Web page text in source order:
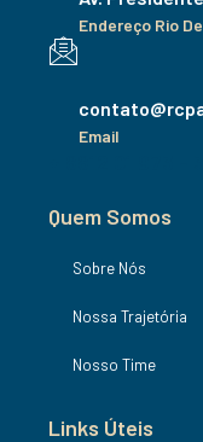
Endereço Rio
Email
Quem Somos
Sobre Nós
Nossa Trajetória
Nosso Time
Links Úteis